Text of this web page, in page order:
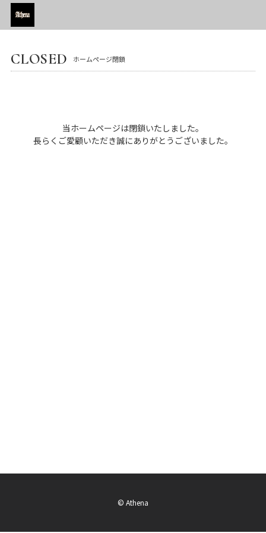
CLOSED ホームページ閉鎖
当ホームページは閉鎖いたしました。
長らくご愛顧いただき誠にありがとうございました。
© Athena